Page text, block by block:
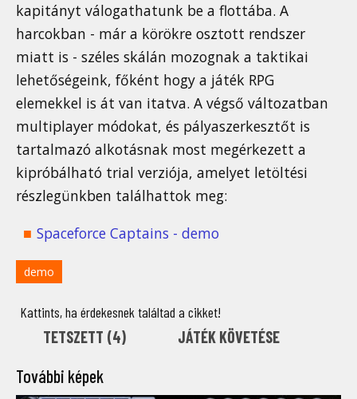
kapitányt válogathatunk be a flottába. A
harcokban - már a körökre osztott rendszer
miatt is - széles skálán mozognak a taktikai
lehetőségeink, főként hogy a játék RPG
elemekkel is át van itatva. A végső változatban
multiplayer módokat, és pályaszerkesztőt is
tartalmazó alkotásnak most megérkezett a
kipróbálható trial verziója, amelyet letöltési
részlegünkben találhattok meg:
Spaceforce Captains - demo
demo
Kattints, ha érdekesnek találtad a cikket!
TETSZETT (4) JÁTÉK KÖVETÉSE
További képek